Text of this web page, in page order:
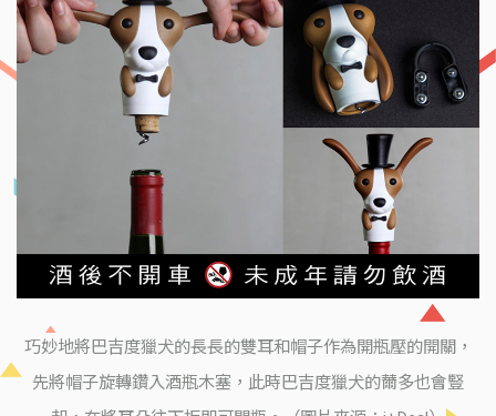
巧妙地將巴吉度獵犬的長長的雙耳和帽子作為開瓶壓的開關，
先將帽子旋轉鑽入酒瓶木塞，此時巴吉度獵犬的薾多也會豎